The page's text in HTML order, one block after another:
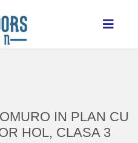
IN PLAN CU
HOL, CLASA 3